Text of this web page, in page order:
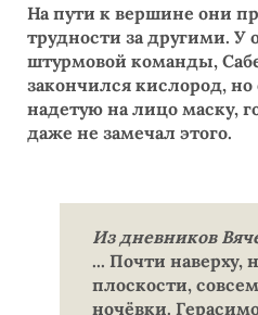
На пути к вершине они
трудности за другими. У
штурмовой команды,
закончился кислород,
надетую на лицо маску,
даже не замечал этого.
Из дневников
... Почти наверху,
плоскости,
ночёвки.